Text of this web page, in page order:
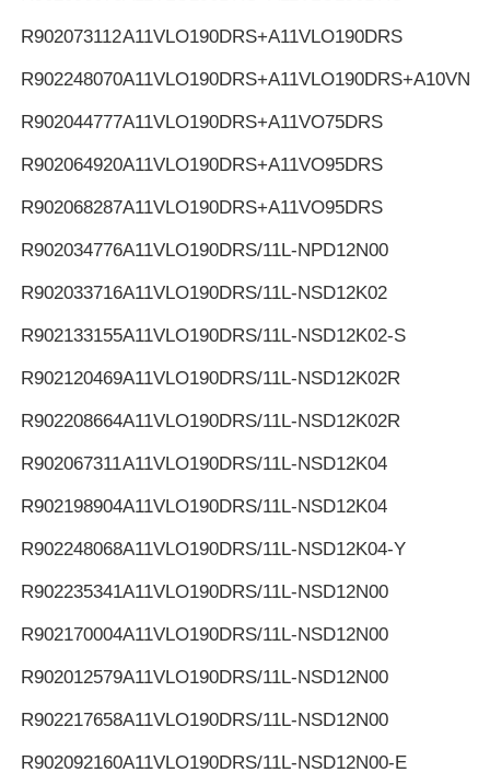
R902073112A11VLO190DRS+A11VLO190DRS
R902248070
R902044777A11VLO190DRS+A11VO75DRS
R902064920A11VLO190DRS+A11VO95DRS
R902068287A11VLO190DRS+A11VO95DRS
R902034776A11VLO190DRS/11L-NPD12N00
R902033716A11VLO190DRS/11L-NSD12K02
R902133155A11VLO190DRS/11L-NSD12K02-S
R902120469A11VLO190DRS/11L-NSD12K02R
R902208664A11VLO190DRS/11L-NSD12K02R
R902067311A11VLO190DRS/11L-NSD12K04
R902198904A11VLO190DRS/11L-NSD12K04
R902248068A11VLO190DRS/11L-NSD12K04-Y
R902235341A11VLO190DRS/11L-NSD12N00
R902170004A11VLO190DRS/11L-NSD12N00
R902012579A11VLO190DRS/11L-NSD12N00
R902217658A11VLO190DRS/11L-NSD12N00
R902092160A11VLO190DRS/11L-NSD12N00-E